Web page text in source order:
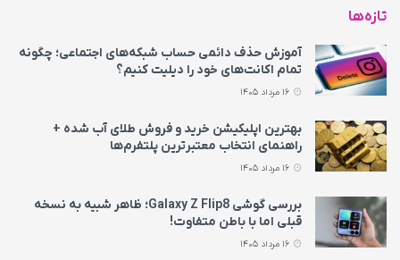
تازه‌ها
آموزش حذف دائمی حساب شبکه‌های اجتماعی؛ چگونه
تمام اکانت‌های خود را دیلیت کنیم؟
بهترین اپلیکیشن خرید و فروش طلای آب شده +
راهنمای انتخاب معتبرترین پلتفرم‌ها
بررسی گوشی Galaxy Z Flip8؛ ظاهر شبیه به نسخه
قبلی اما با باطن متفاوت!